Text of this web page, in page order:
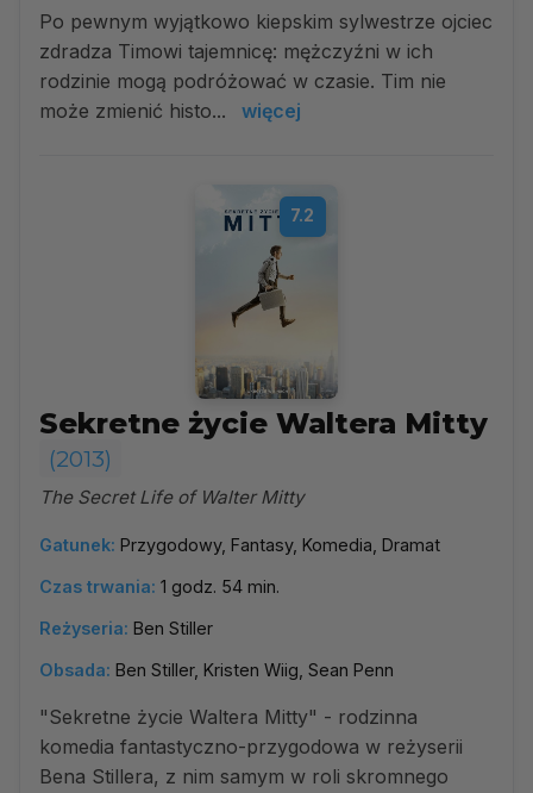
Po pewnym wyjątkowo kiepskim sylwestrze ojciec
zdradza Timowi tajemnicę: mężczyźni w ich
rodzinie mogą podróżować w czasie. Tim nie
może zmienić histo...
więcej
7.2
Sekretne życie Waltera Mitty
(2013)
The Secret Life of Walter Mitty
Gatunek: Przygodowy, Fantasy, Komedia, Dramat
Czas trwania: 1 godz. 54 min.
Reżyseria: Ben Stiller
Obsada: Ben Stiller, Kristen Wiig, Sean Penn
"Sekretne życie Waltera Mitty" - rodzinna
komedia fantastyczno-przygodowa w reżyserii
Bena Stillera, z nim samym w roli skromnego